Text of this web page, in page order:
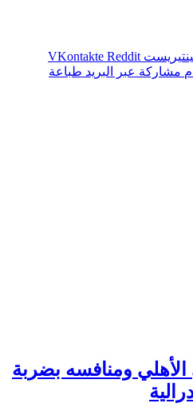
مشاركة عبر البريد طباعة
ومنافسه بضربة